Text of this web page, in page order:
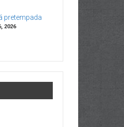
pretempada
2026